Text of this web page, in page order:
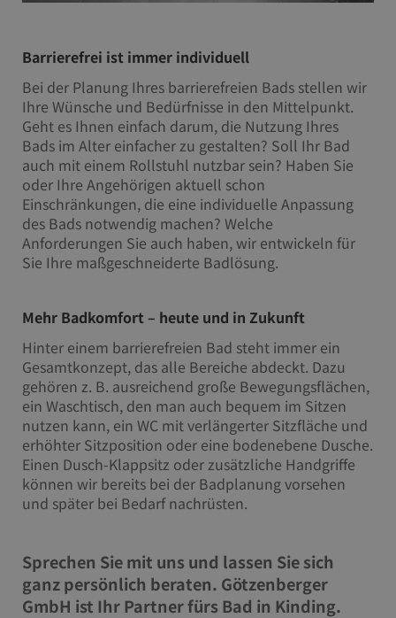
Barrierefrei ist immer individuell
Bei der Planung Ihres barrierefreien Bads stellen wir
Ihre Wünsche und Bedürfnisse in den Mittelpunkt.
Geht es Ihnen einfach darum, die Nutzung Ihres
Bads im Alter einfacher zu gestalten? Soll Ihr Bad
auch mit einem Rollstuhl nutzbar sein? Haben Sie
oder Ihre Angehörigen aktuell schon
Einschränkungen, die eine individuelle Anpassung
des Bads notwendig machen? Welche
Anforderungen Sie auch haben, wir entwickeln für
Sie Ihre maßgeschneiderte Badlösung.
Mehr Badkomfort – heute und in Zukunft
Hinter einem barrierefreien Bad steht immer ein
Gesamtkonzept, das alle Bereiche abdeckt. Dazu
gehören z. B. ausreichend große Bewegungsflächen,
ein Waschtisch, den man auch bequem im Sitzen
nutzen kann, ein WC mit verlängerter Sitzfläche und
erhöhter Sitzposition oder eine bodenebene Dusche.
Einen Dusch-Klappsitz oder zusätzliche Handgriffe
können wir bereits bei der Badplanung vorsehen
und später bei Bedarf nachrüsten.
Sprechen Sie mit uns und lassen Sie sich
ganz persönlich beraten. Götzenberger
GmbH ist Ihr Partner fürs Bad in Kinding.